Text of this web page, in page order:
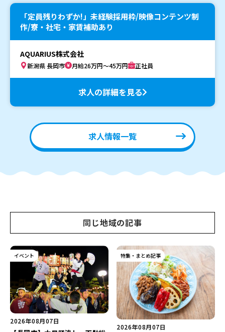
「定員残りわずか!」未経験採用枠/映像コンテンツ制
作/寮・社宅・家賃補助あり
AQUARIUS株式会社
新潟県 長岡市 月給26万円～45万円 正社員
求人の詳細を見る
求人情報一覧
同じ地域の記事
イベント
2026年08月07日
特集・まとめ記事
2026年08月07日